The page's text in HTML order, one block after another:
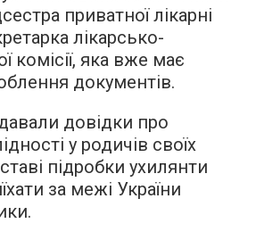
приватної лікарні
лікарсько-
комісії, яка вже має
документів.
довідки про
у родичів своїх
підробки ухилянти
за межі України